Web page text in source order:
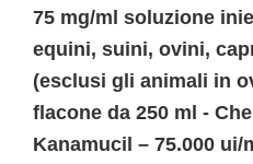
75 mg/ml soluzione
equini, suini, ovini,
(esclusi gli animali in
flacone da 250 ml -
Kanamucil – 75.000 ui/